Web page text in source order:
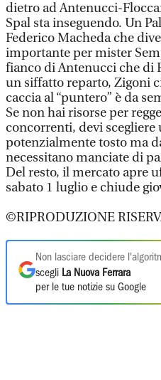
dietro ad Antenucci-
Spal sta inseguendo. Un
Federico Macheda che
importante per mister
fianco di Antenucci che di
un siffatto reparto, Zigoni
caccia al “puntero” è da
Se non hai risorse per
concorrenti, devi scegliere
potenzialmente tosto ma
necessitano manciate di
Del resto, il mercato apre
sabato 1 luglio e chiude
©RIPRODUZIONE
Non lasciare decidere
scegli La Nuova Ferrara
per le tue notizie su Google